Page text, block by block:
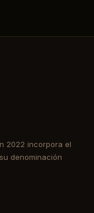
2022 incorpora el
denominación